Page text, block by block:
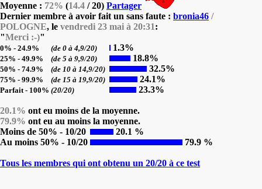
Moyenne : 72% (14.4 / 20) Partager
Dernier membre à avoir fait un sans faute : bronia46 /
POLOGNE, le vendredi 23 mai à 20:31:
"Merci :-)"
0% - 24.9% (de 0 à 4,9/20) 1.3%
25% - 49.9% (de 5 à 9,9/20) 18.8%
50% - 74.9% (de 10 à 14,9/20) 32.5%
75% - 99.9% (de 15 à 19,9/20) 24.1%
Parfait - 100% (20/20) 23.3%
20.1% ont eu moins de la moyenne.
79.9% ont eu au moins la moyenne.
Moins de 50% - 10/20
20.1 %
Au moins 50% - 10/20
79.9 %
Tous les membres qui ont obtenu un 20/20 à ce test